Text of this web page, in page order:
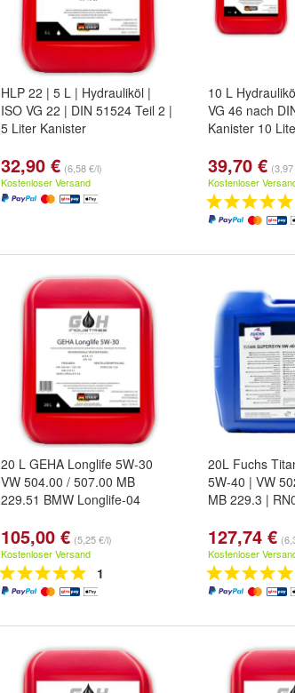
HLP 22 | 5 L | Hydrauliköl |
ISO VG 22 | DIN 51524 Teil 2 |
5 Liter Kanister
32,90 € (6,58 €/l)
Kostenloser Versand
10 L
VG 46 nach
Kanister 10
39,70 €
Kostenloser
20 L GEHA Longlife 5W-30
VW 504.00 / 507.00 MB
229.51 BMW Longlife-04
105,00 € (5,25 €/l)
Kostenloser Versand
1
20L Fuchs
5W-40 | VW
MB 229.3 |
127,74 €
Kostenloser